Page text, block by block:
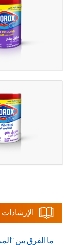
الإرشادات
ما الفرق بين